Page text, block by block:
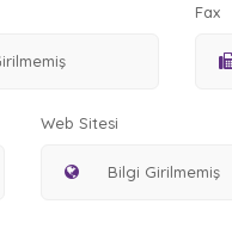
Fax
Web Sitesi